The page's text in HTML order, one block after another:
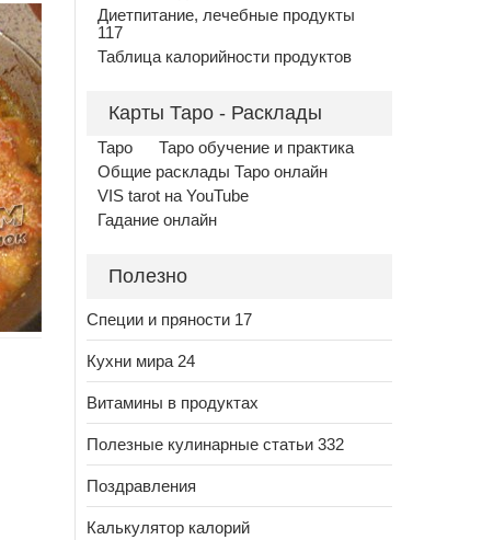
Диетпитание, лечебные продукты
117
Таблица калорийности продуктов
Карты Таро - Расклады
Таро
Таро обучение и практика
Общие расклады Таро онлайн
VIS tarot на YouTube
Гадание онлайн
Полезно
Специи и пряности 17
Кухни мира 24
Витамины в продуктах
Полезные кулинарные статьи 332
Поздравления
Калькулятор калорий